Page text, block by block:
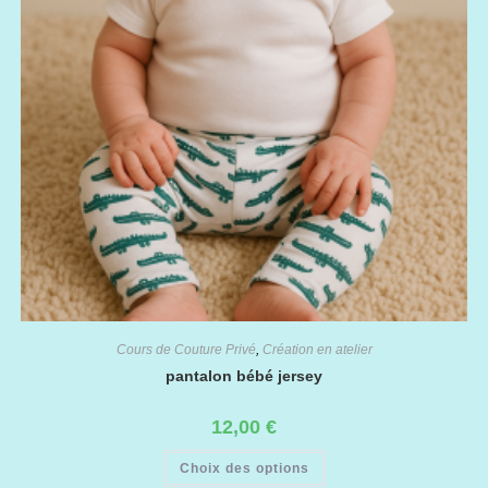
Cours de Couture Privé, Création en atelier
pantalon bébé jersey
12,00 €
Choix des options
Ce